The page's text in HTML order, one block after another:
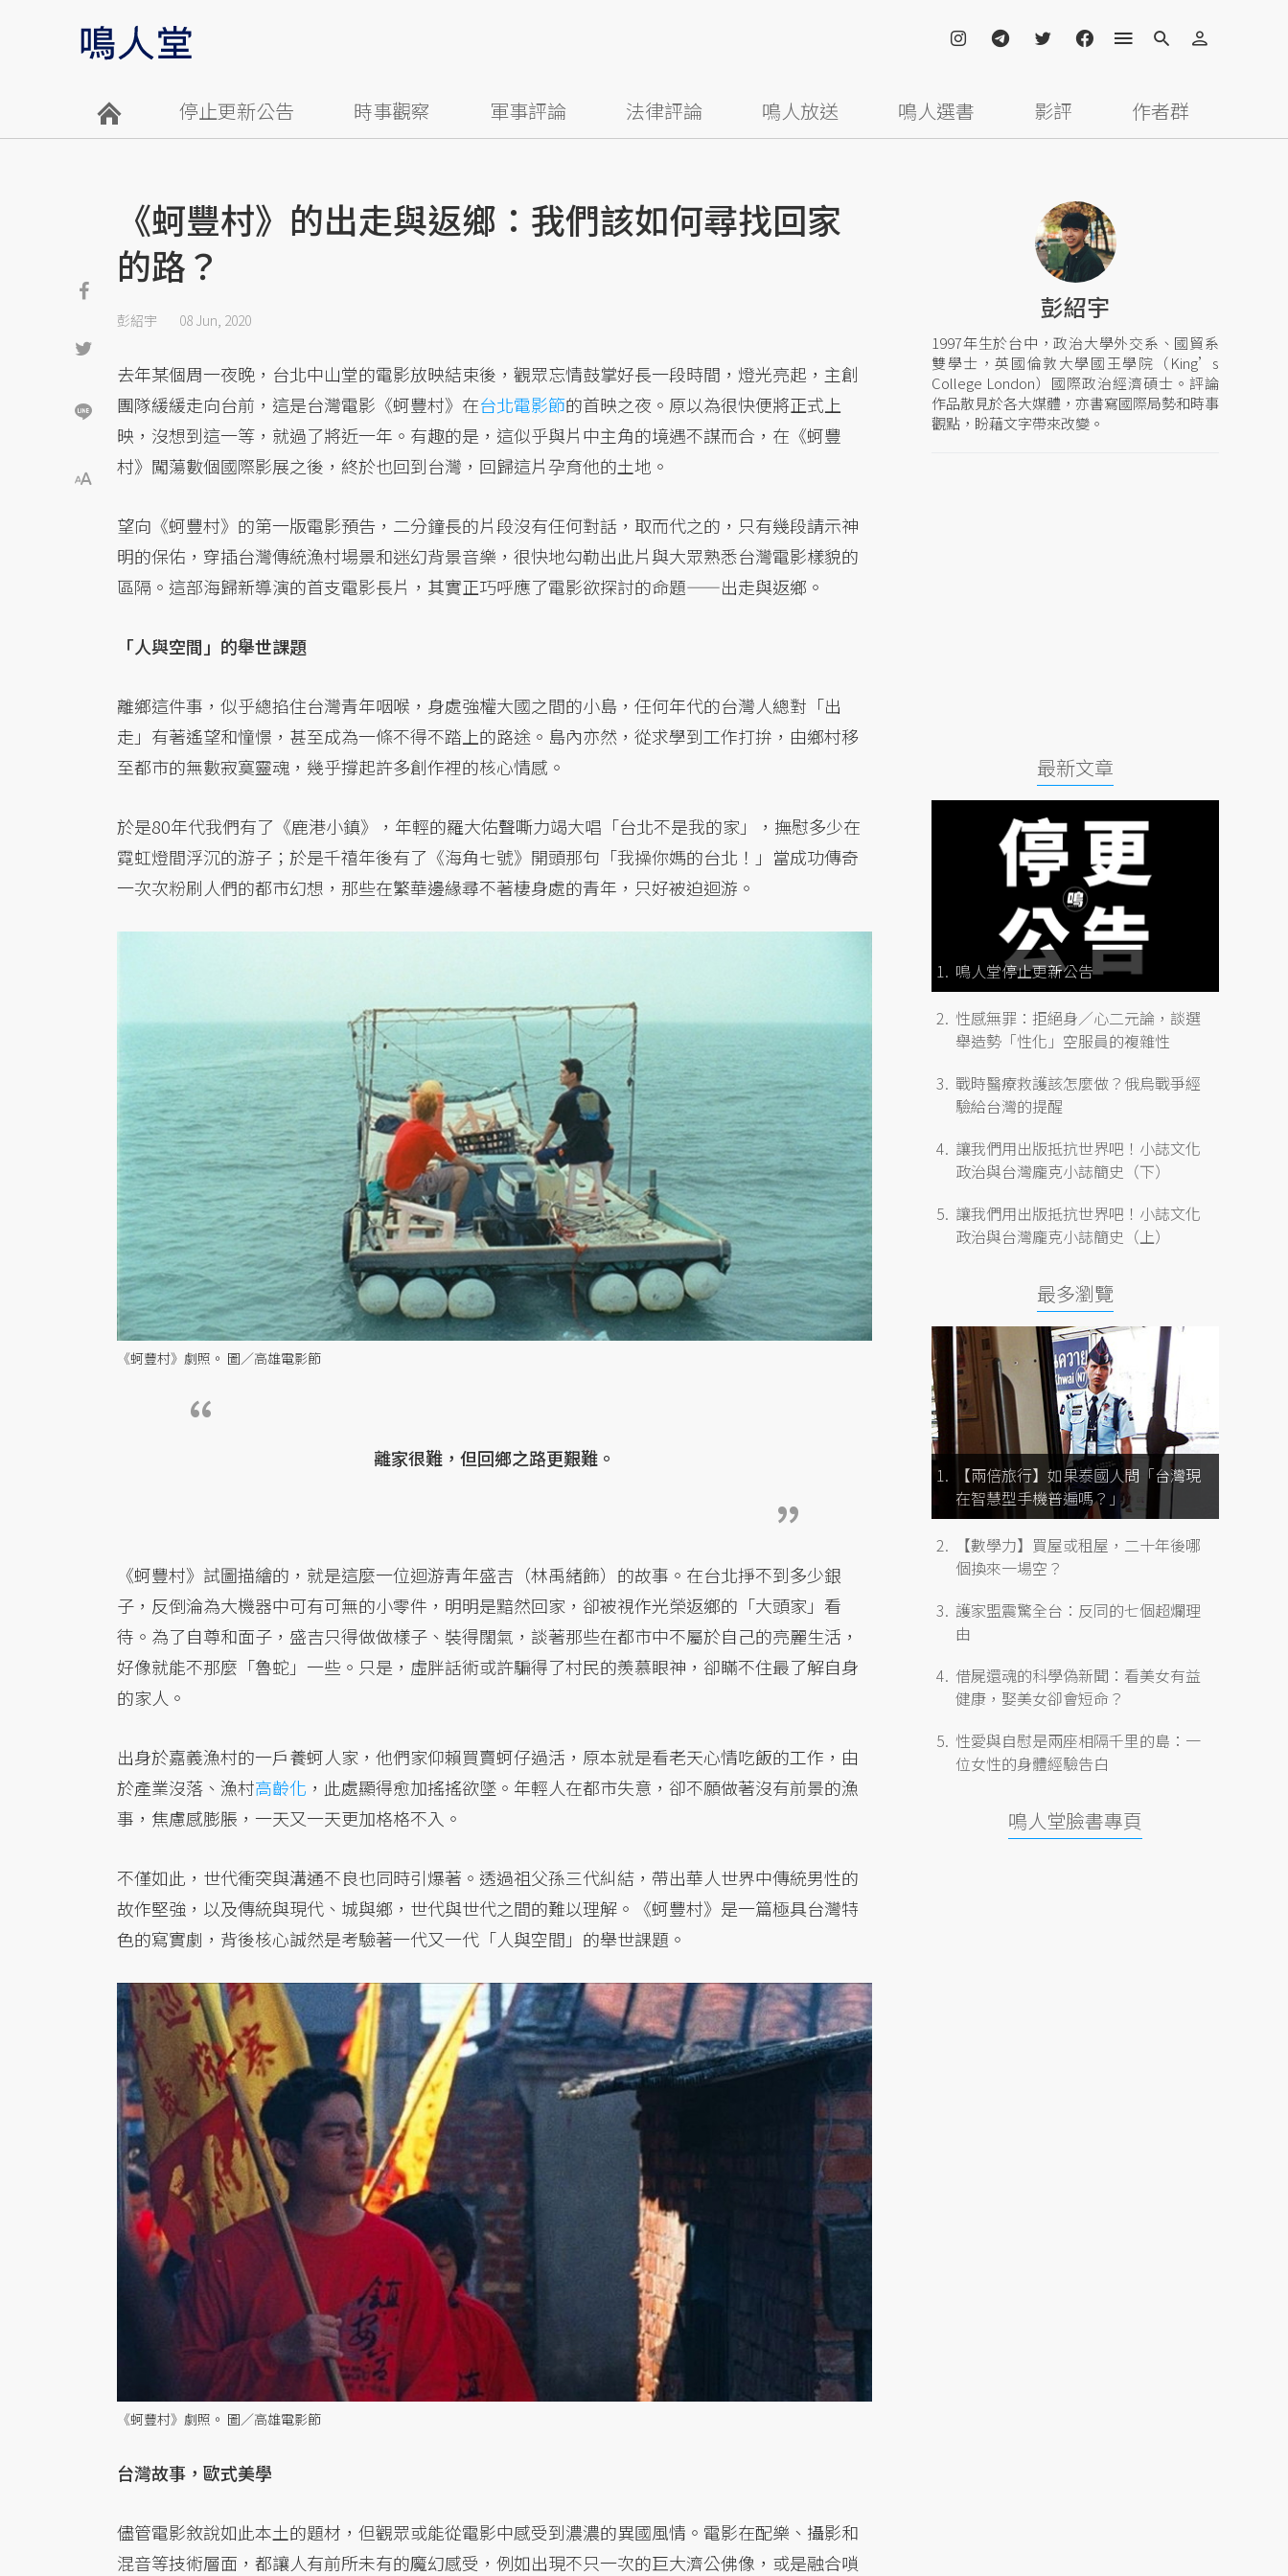
停止更新公告 時事觀察 軍事評論 法律評論 鳴人放送 鳴人選書 影評 作者群
《蚵豐村》的出走與返鄉：我們該如何尋找回家
的路？
彭紹宇 08 Jun, 2020
去年某個周一夜晚，台北中山堂的電影放映結束後，觀眾忘情鼓掌好長一段時間，燈光亮起，主創
團隊緩緩走向台前，這是台灣電影《蚵豐村》在台北電影節的首映之夜。原以為很快便將正式上
映，沒想到這一等，就過了將近一年。有趣的是，這似乎與片中主角的境遇不謀而合，在《蚵豐
村》闖蕩數個國際影展之後，終於也回到台灣，回歸這片孕育他的土地。
望向《蚵豐村》的第一版電影預告，二分鐘長的片段沒有任何對話，取而代之的，只有幾段請示神
明的保佑，穿插台灣傳統漁村場景和迷幻背景音樂，很快地勾勒出此片與大眾熟悉台灣電影樣貌的
區隔。這部海歸新導演的首支電影長片，其實正巧呼應了電影欲探討的命題——出走與返鄉。
「人與空間」的舉世課題
離鄉這件事，似乎總掐住台灣青年咽喉，身處強權大國之間的小島，任何年代的台灣人總對「出
走」有著遙望和憧憬，甚至成為一條不得不踏上的路途。島內亦然，從求學到工作打拚，由鄉村移
至都市的無數寂寞靈魂，幾乎撐起許多創作裡的核心情感。
於是80年代我們有了《鹿港小鎮》，年輕的羅大佑聲嘶力竭大唱「台北不是我的家」，撫慰多少在
霓虹燈間浮沉的游子；於是千禧年後有了《海角七號》開頭那句「我操你媽的台北！」當成功傳奇
一次次粉刷人們的都市幻想，那些在繁華邊緣尋不著棲身處的青年，只好被迫迴游。
《蚵豐村》劇照。 圖／高雄電影節
離家很難，但回鄉之路更艱難。
《蚵豐村》試圖描繪的，就是這麼一位迴游青年盛吉（林禹緒飾）的故事。在台北掙不到多少銀
子，反倒淪為大機器中可有可無的小零件，明明是黯然回家，卻被視作光榮返鄉的「大頭家」看
待。為了自尊和面子，盛吉只得做做樣子、裝得闊氣，談著那些在都市中不屬於自己的亮麗生活，
好像就能不那麼「魯蛇」一些。只是，虛胖話術或許騙得了村民的羨慕眼神，卻瞞不住最了解自身
的家人。
出身於嘉義漁村的一戶養蚵人家，他們家仰賴買賣蚵仔過活，原本就是看老天心情吃飯的工作，由
於產業沒落、漁村高齡化 ，此處顯得愈加搖搖欲墜。年輕人在都市失意，卻不願做著沒有前景的漁
事，焦慮感膨脹，一天又一天更加格格不入。
不僅如此，世代衝突與溝通不良也同時引爆著。透過祖父孫三代糾結，帶出華人世界中傳統男性的
故作堅強，以及傳統與現代、城與鄉，世代與世代之間的難以理解。《蚵豐村》是一篇極具台灣特
色的寫實劇，背後核心誠然是考驗著一代又一代「人與空間」的舉世課題。
《蚵豐村》劇照。 圖／高雄電影節
台灣故事，歐式美學
儘管電影敘說如此本土的題材，但觀眾或能從電影中感受到濃濃的異國風情。電影在配樂、攝影和
混音等技術層面，都讓人有前所未有的魔幻感受，例如出現不只一次的巨大濟公佛像，或是融合嗩
彭紹宇
1997年生於台中，政治大學外交系、國貿系
雙學士，英國倫敦大學國王學院（King’s
College London）國際政治經濟碩士。評論
作品散見於各大媒體，亦書寫國際局勢和時事
觀點，盼藉文字帶來改變。
最新文章
鳴人堂停止更新公告
性感無罪：拒絕身／心二元論，談選
舉造勢「性化」空服員的複雜性
戰時醫療救護該怎麼做？俄烏戰爭經
驗給台灣的提醒
讓我們用出版抵抗世界吧！小誌文化
政治與台灣龐克小誌簡史（下）
讓我們用出版抵抗世界吧！小誌文化
政治與台灣龐克小誌簡史（上）
最多瀏覽
【兩倍旅行】如果泰國人問「台灣現
在智慧型手機普遍嗎？」
【數學力】買屋或租屋，二十年後哪
個換來一場空？
護家盟震驚全台：反同的七個超爛理
由
借屍還魂的科學偽新聞：看美女有益
健康，娶美女卻會短命？
性愛與自慰是兩座相隔千里的島：一
位女性的身體經驗告白
鳴人堂臉書專頁